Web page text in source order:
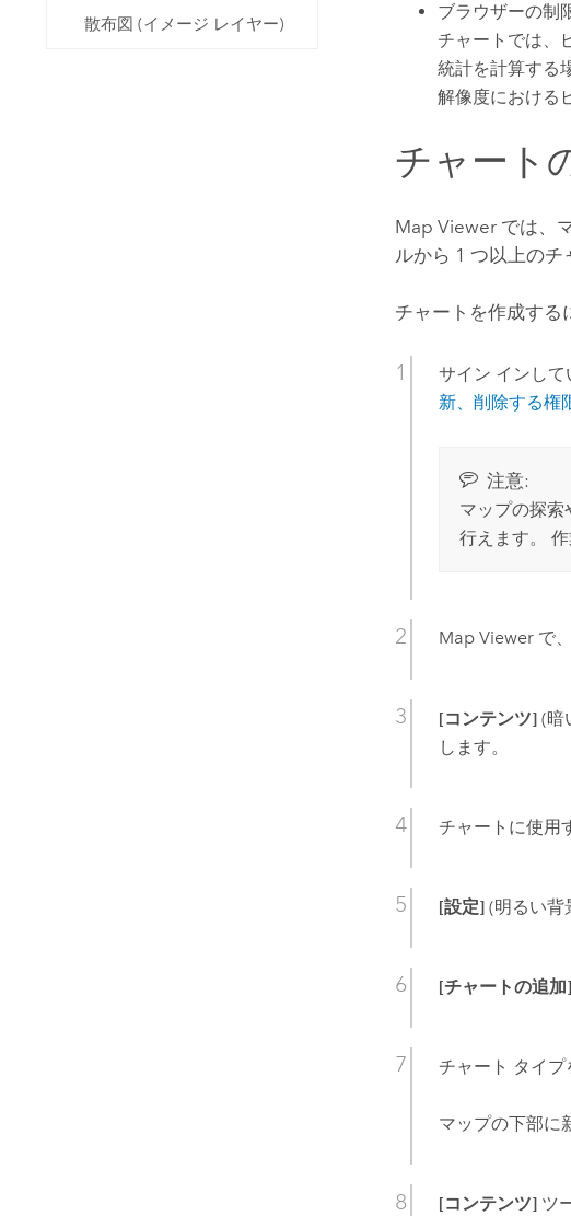
散布図 (イメージ レイヤー)
ブラウザーの制
チャートでは、
統計を計算する
解像度における
チャート
Map Viewer では、
ルから 1 つ以上のチ
チャートを作成する
サイン インして
新、削除する権
注意:
マップの探索
行えます。
Map Viewer で
[コンテンツ] (暗
します。
チャートに使用
[設定] (明るい背
[チャートの追加]
チャート タイプ
マップの下部に
[コンテンツ] ツ